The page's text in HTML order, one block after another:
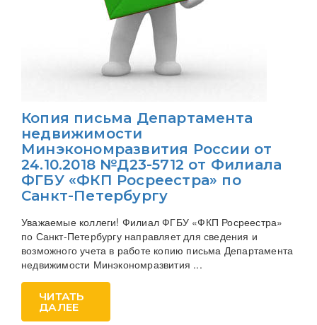
Копия письма Департамента
недвижимости
Минэкономразвития России от
24.10.2018 №Д23-5712 от Филиала
ФГБУ «ФКП Росреестра» по
Санкт-Петербургу
Уважаемые коллеги! Филиал ФГБУ «ФКП Росреестра»
по Санкт-Петербургу направляет для сведения и
возможного учета в работе копию письма Департамента
недвижимости Минэкономразвития ...
ЧИТАТЬ
ДАЛЕЕ